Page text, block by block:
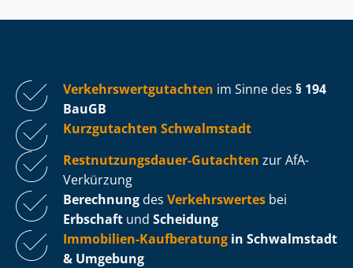
Ver­kehrs­wert­gut­ach­ten im Sinne des § 194
BauGB
Kurzgutachten Schwalmstadt
Rest­nut­zungs­dau­er-Gutachten zur AfA-
Verkürzung
Berechnung des Verkehrswertes bei
Erbschaft und Scheidung
Immobilien-Kaufberatung in Schwalmstadt
& Umgebung